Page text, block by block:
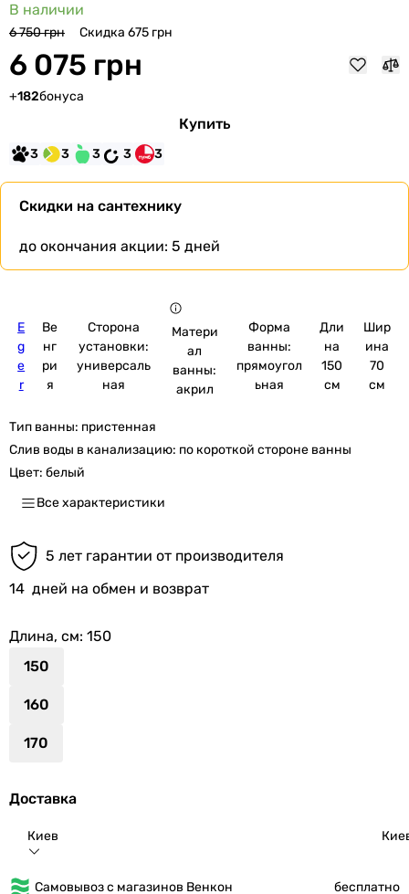
В наличии
6 750 грн Скидка 675 грн
6 075 грн
+182бонуса
Купить
3 3 3 3 3
Скидки на сантехнику
до окончания акции: 5 дней
E
g
e
r
Ве
нг
ри
я
Сторона
установки:
универсаль
ная
Матери
ал
ванны:
акрил
Форма
ванны:
прямоугол
ьная
Дли
на
150
см
Шир
ина
70
см
Тип ванны: пристенная
Слив воды в канализацию: по короткой стороне ванны
Цвет: белый
Все характеристики
5 лет гарантии от производителя
14 дней на обмен и возврат
Длина, см: 150
150
160
170
Доставка
Киев
Самовывоз с магазинов Венкон
бесплатно